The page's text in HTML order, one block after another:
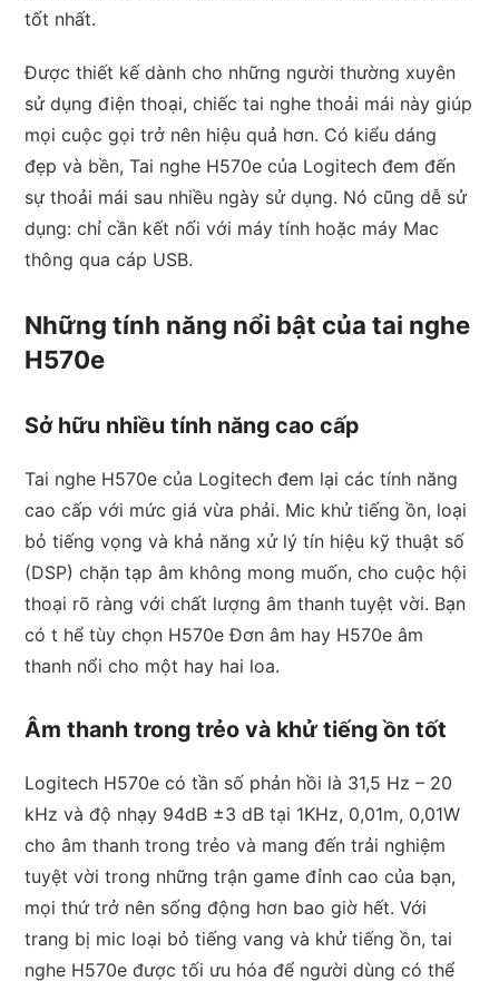
tốt nhất.
Được thiết kế dành cho những người thường xuyên
sử dụng điện thoại, chiếc tai nghe thoải mái này giúp
mọi cuộc gọi trở nên hiệu quả hơn. Có kiểu dáng
đẹp và bền, Tai nghe H570e của Logitech đem đến
sự thoải mái sau nhiều ngày sử dụng. Nó cũng dễ sử
dụng: chỉ cần kết nối với máy tính hoặc máy Mac
thông qua cáp USB.
Những tính năng nổi bật của tai nghe
H570e
Sở hữu nhiều tính năng cao cấp
Tai nghe H570e của Logitech đem lại các tính năng
cao cấp với mức giá vừa phải. Mic khử tiếng ồn, loại
bỏ tiếng vọng và khả năng xử lý tín hiệu kỹ thuật số
(DSP) chặn tạp âm không mong muốn, cho cuộc hội
thoại rõ ràng với chất lượng âm thanh tuyệt vời. Bạn
có t hể tùy chọn H570e Đơn âm hay H570e âm
thanh nổi cho một hay hai loa.
Âm thanh trong trẻo và khử tiếng ồn tốt
Logitech H570e có tần số phản hồi là 31,5 Hz – 20
kHz và độ nhạy 94dB ±3 dB tại 1KHz, 0,01m, 0,01W
cho âm thanh trong trẻo và mang đến trải nghiệm
tuyệt vời trong những trận game đỉnh cao của bạn,
mọi thứ trở nên sống động hơn bao giờ hết. Với
trang bị mic loại bỏ tiếng vang và khử tiếng ồn, tai
nghe H570e được tối ưu hóa để người dùng có thể